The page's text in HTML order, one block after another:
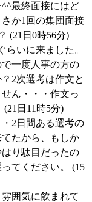
最終面接にはど
か1回の集団面接
(21日0時56分)
らいに来ました。
一度人事の方の
2次選考は作文と
ん・・・作文っ
日11時5分)
2日間ある選考の
たから、もしか
り駄目だったの
てください。 (15
囲気に飲まれて